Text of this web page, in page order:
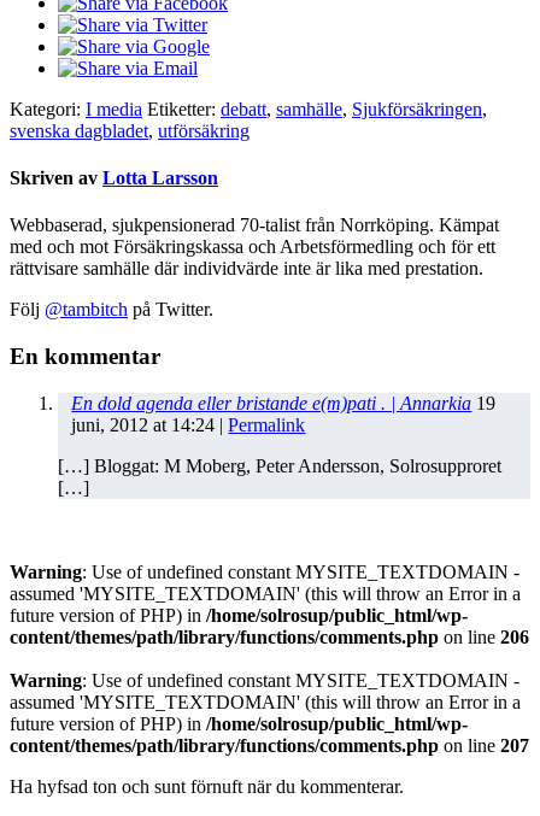
Kategori: I media Etiketter: debatt, samhälle, Sjukförsäkringen,
svenska dagbladet, utförsäkring
Skriven av Lotta Larsson
Webbaserad, sjukpensionerad 70-talist från Norrköping. Kämpat
med och mot Försäkringskassa och Arbetsförmedling och för ett
rättvisare samhälle där individvärde inte är lika med prestation.
Följ @tambitch på Twitter.
En kommentar
En dold agenda eller bristande e(m)pati . | Annarkia 19
juni, 2012 at 14:24 |Permalink
[…] Bloggat: M Moberg, Peter Andersson, Solrosupproret
[…]
Warning: Use of undefined constant MYSITE_TEXTDOMAIN -
assumed 'MYSITE_TEXTDOMAIN' (this will throw an Error in a
future version of PHP) in /home/solrosup/public_html/wp-
content/themes/path/library/functions/comments.php on line 206
Warning: Use of undefined constant MYSITE_TEXTDOMAIN -
assumed 'MYSITE_TEXTDOMAIN' (this will throw an Error in a
future version of PHP) in /home/solrosup/public_html/wp-
content/themes/path/library/functions/comments.php on line 207
Ha hyfsad ton och sunt förnuft när du kommenterar.